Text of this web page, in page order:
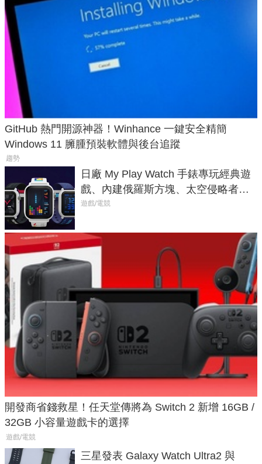
GitHub 熱門開源神器！Winhance 一鍵安全精簡
Windows 11 臃腫預裝軟體與後台追蹤
趨勢
日廠 My Play Watch 手錶專玩經典遊
戲、內建俄羅斯方塊、太空侵略者，
不過竟然不能連手機？
遊戲/電競
開發商省錢救星！任天堂傳將為 Switch 2 新增 16GB /
32GB 小容量遊戲卡的選擇
遊戲/電競
三星發表 Galaxy Watch Ultra2 與